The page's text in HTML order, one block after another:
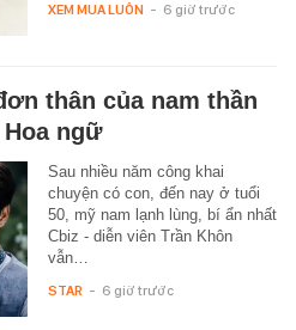
XEM MUA LUÔN - 6 giờ trước
thân của nam thần
ngữ
Sau nhiều năm công khai
chuyện có con, đến nay ở tuổi
50, mỹ nam lạnh lùng, bí ẩn nhất
Cbiz - diễn viên Trần Khôn
vẫn…
STAR - 6 giờ trước